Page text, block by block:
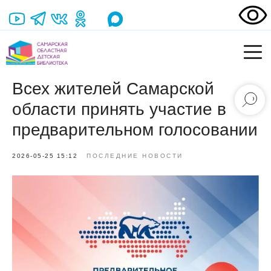
Всех жителей Самарской
области принять участие в
предварительном голосовании
2026-05-25 15:12 ПОСЛЕДНИЕ НОВОСТИ